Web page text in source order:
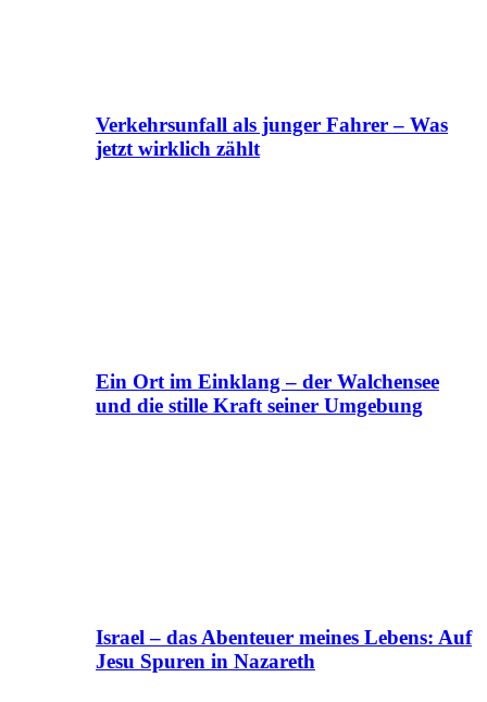
Verkehrsunfall als junger Fahrer – Was
jetzt wirklich zählt
Ein Ort im Einklang – der Walchensee
und die stille Kraft seiner Umgebung
Israel – das Abenteuer meines Lebens: Auf
Jesu Spuren in Nazareth